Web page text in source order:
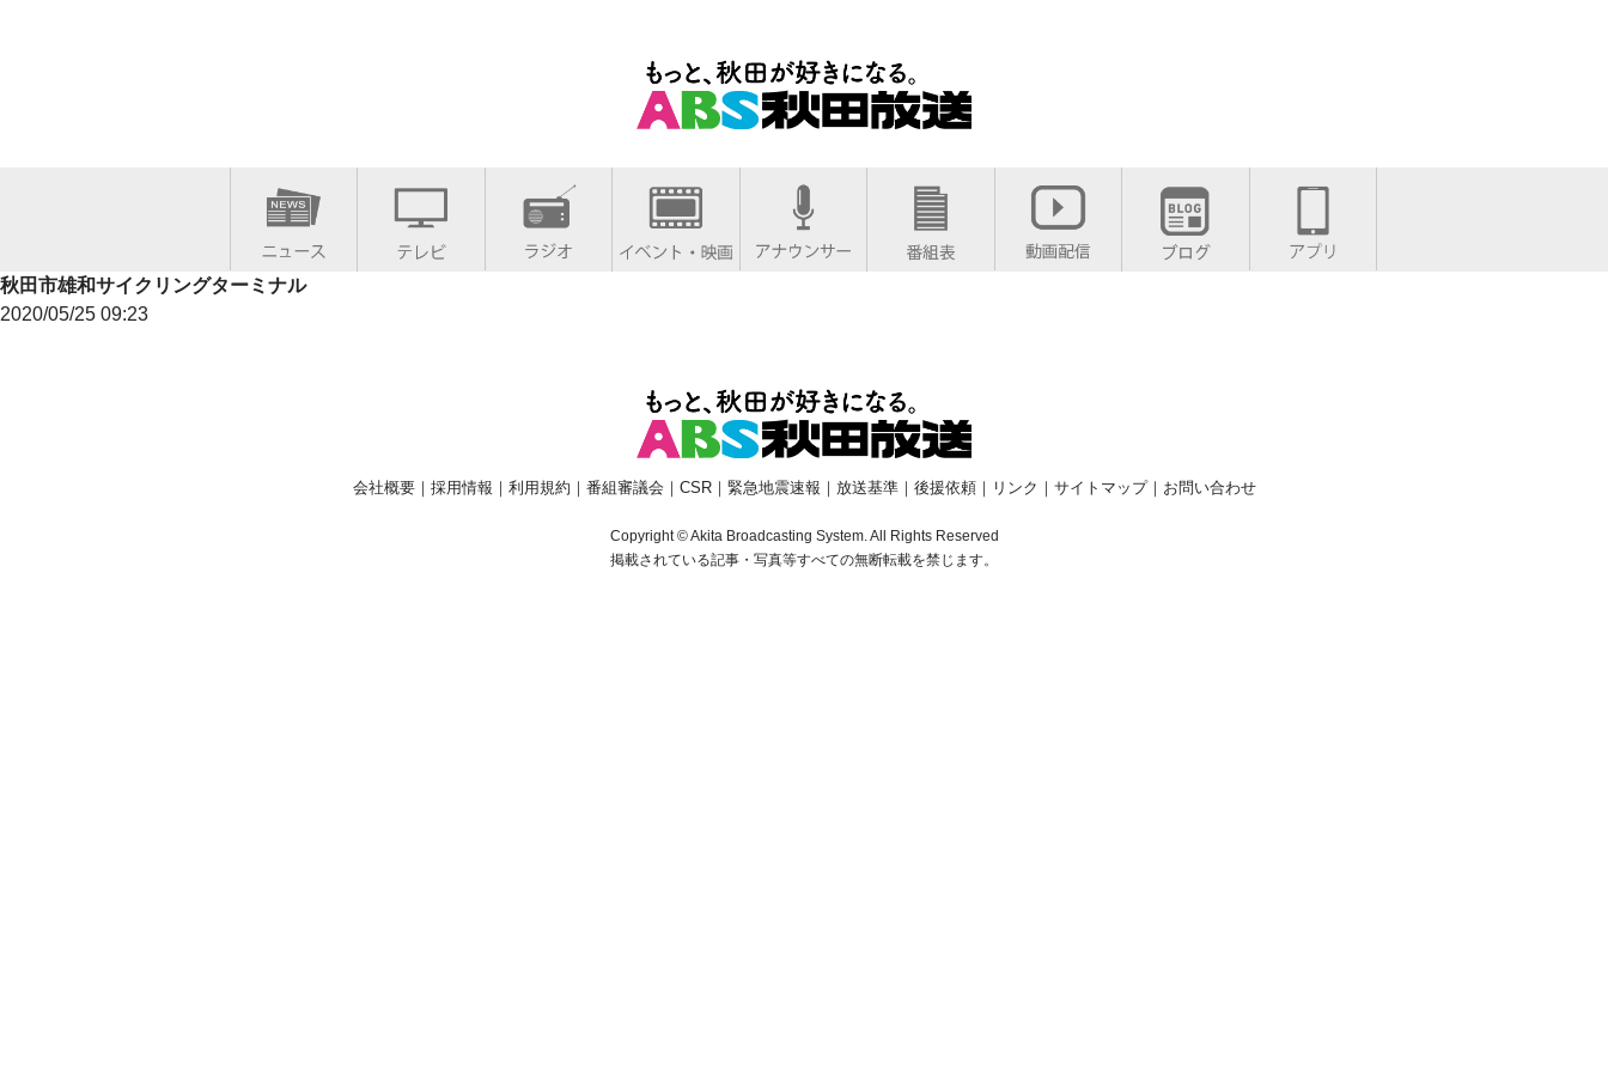
秋田市雄和サイクリングターミナル
2020/05/25 09:23
会社概要｜ 採用情報 ｜ 利用規約 ｜ 番組審議会 ｜ CSR｜ 緊急地震速報 ｜ 放送基準｜ 後援依頼｜ リンク ｜ サイトマップ｜ お問い合わせ
Copyright © Akita Broadcasting System. All Rights Reserved
掲載されている記事・写真等すべての無断転載を禁じます。